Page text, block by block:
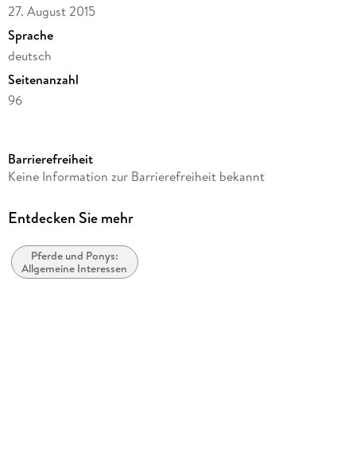
27. August 2015
Sprache
deutsch
Seitenanzahl
96
Autor/Autorin
Verlag/Hersteller
Produktart
kartoniert
Barrierefreiheit
Keine Information zur Barrierefreiheit bekannt
Entdecken Sie mehr
Pferde und Ponys:
Allgemeine Interessen